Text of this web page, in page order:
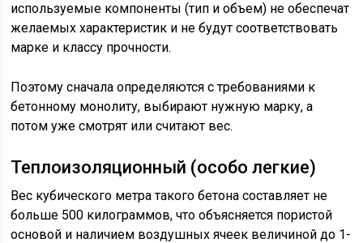
используемые компоненты (тип и объем) не обеспечат
желаемых характеристик и не будут соответствовать
марке и классу прочности.
Поэтому сначала определяются с требованиями к
бетонному монолиту, выбирают нужную марку, а
потом уже смотрят или считают вес.
Теплоизоляционный (особо легкие)
Вес кубического метра такого бетона составляет не
больше 500 килограммов, что объясняется пористой
основой и наличием воздушных ячеек величиной до 1-